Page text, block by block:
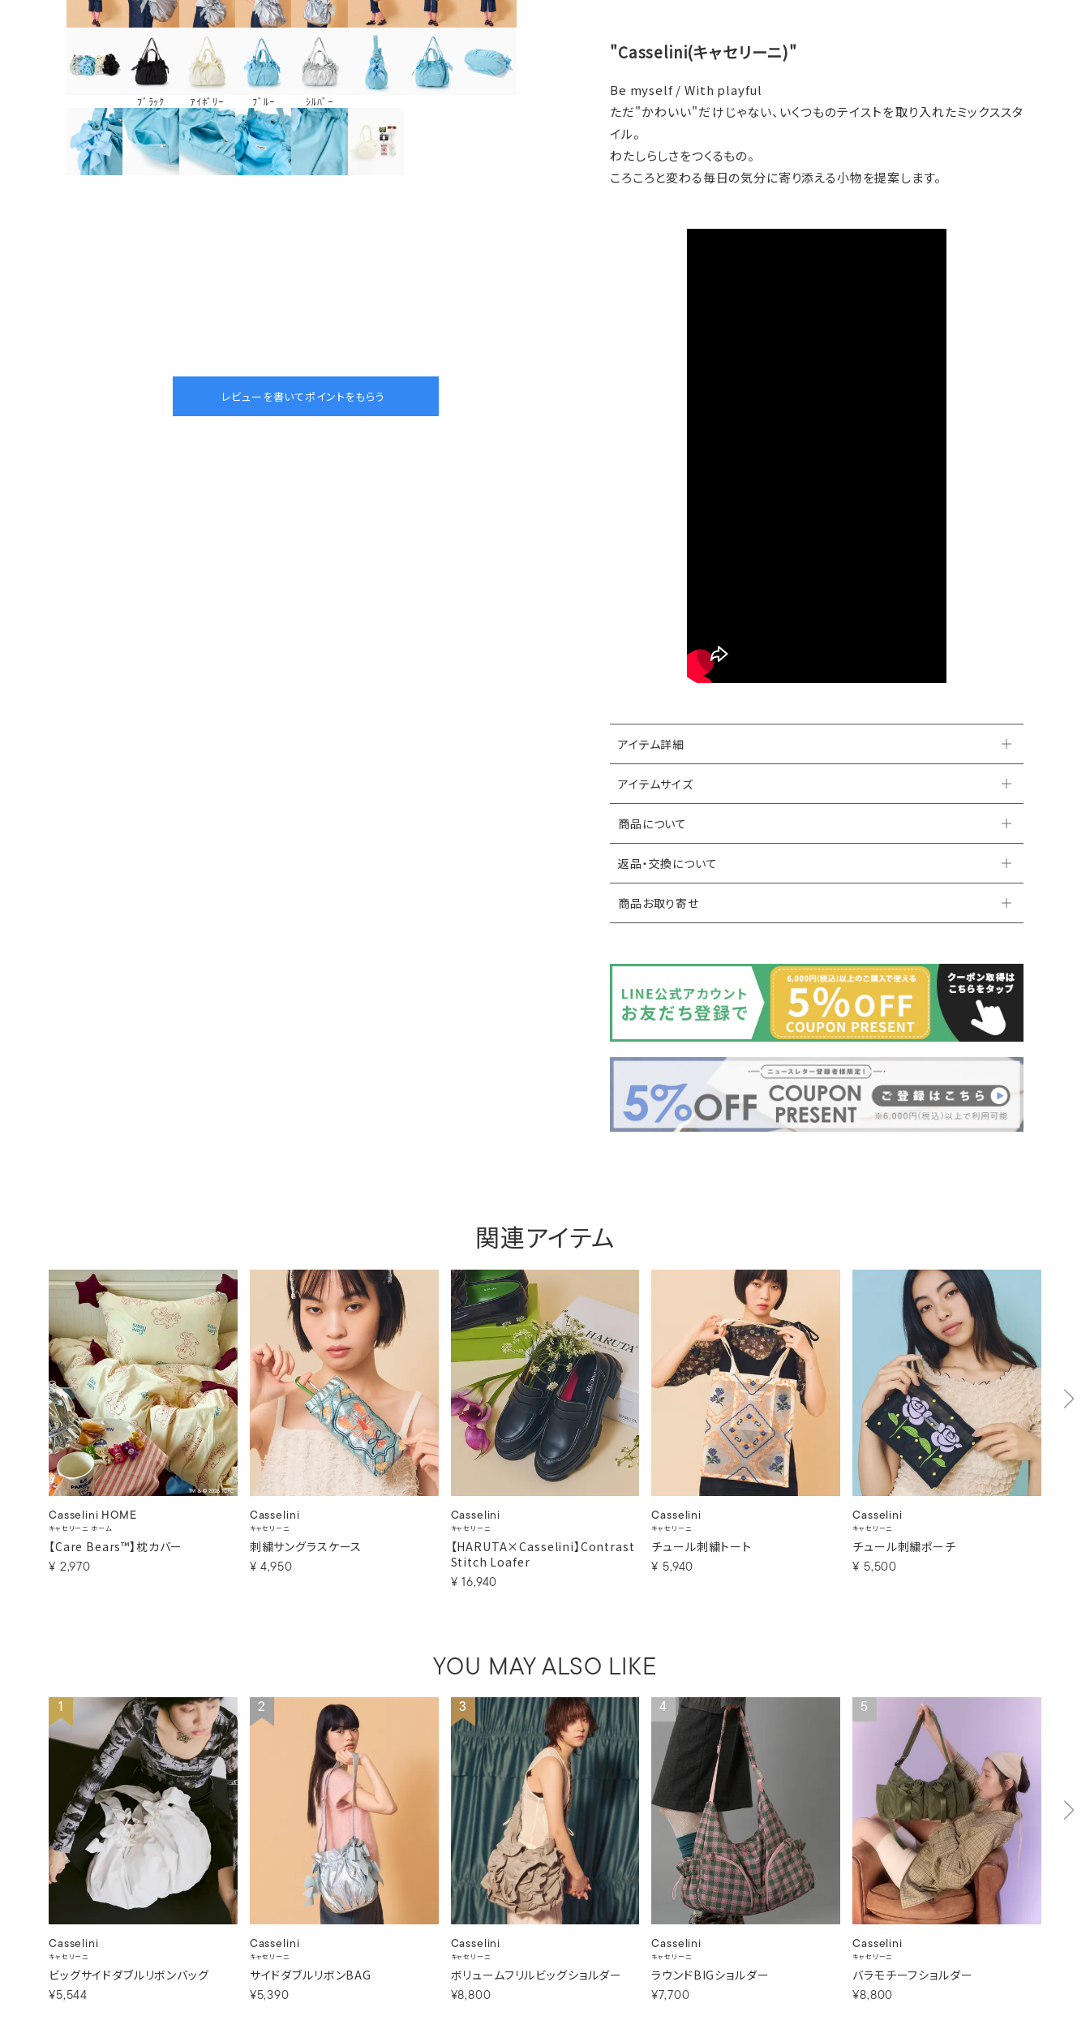
ﾌﾞﾗｯｸ ｱｲﾎﾞﾘｰ ﾌﾞﾙｰ ｼﾙﾊﾞｰ
"Casselini(キャセリーニ)"
Be myself / With playful
ただ"かわいい"だけじゃない、いくつものテイストを取り入れたミックススタ
イル。
わたしらしさをつくるもの。
ころころと変わる毎日の気分に寄り添える小物を提案します。
アイテム詳細
アイテムサイズ
商品について
返品・交換について
商品お取り寄せ
関連アイテム
Casselini HOME
キャセリーニ ホーム
【Care Bears™】枕カバー
¥ 2,970
Casselini
キャセリーニ
刺繍サングラスケース
¥ 4,950
Casselini
キャセリーニ
【HARUTA×Casselini】Contrast
Stitch Loafer
¥ 16,940
Casselini
キャセリーニ
チュール刺繍トート
¥ 5,940
Casselini
キャセリーニ
チュール刺繍ポーチ
¥ 5,500
YOU MAY ALSO LIKE
1
Casselini
キャセリーニ
ビッグサイドダブルリボンバッグ
¥5,544
2
Casselini
キャセリーニ
サイドダブルリボンBAG
¥5,390
3
Casselini
キャセリーニ
ボリュームフリルビッグショルダー
¥8,800
4
Casselini
キャセリーニ
ラウンドBIGショルダー
¥7,700
5
Casselini
キャセリーニ
バラモチーフショルダー
¥8,800